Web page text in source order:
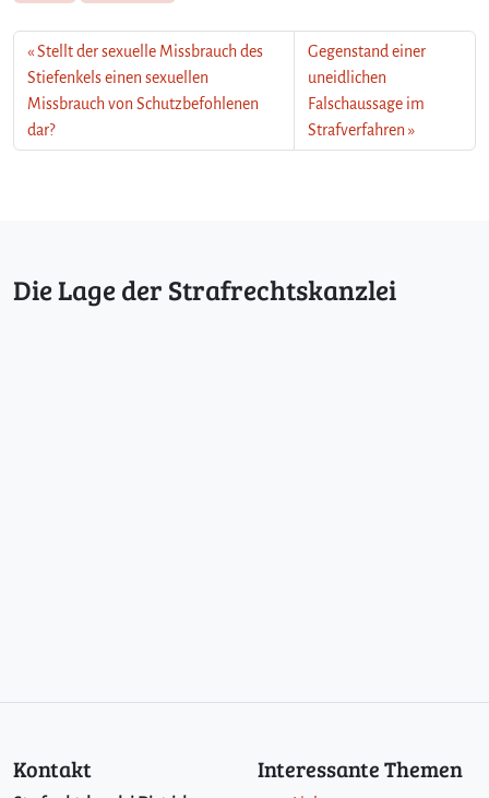
Stellt der sexuelle Missbrauch des
Stiefenkels einen sexuellen
Missbrauch von Schutzbefohlenen
dar?
Gegenstand einer
uneidlichen
Falschaussage im
Strafverfahren
Die Lage der Strafrechtskanzlei
Kontakt Interessante Themen